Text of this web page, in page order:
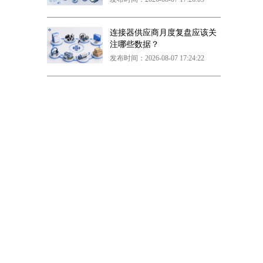
连接器供应商月度复盘应该关
注哪些数据？
发布时间：2026-08-07 17:24:22